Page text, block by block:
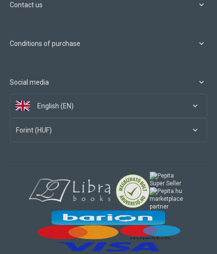
Contact us
Conditions of purchase
Social media
English (EN)
Forint (HUF)
marketplace
partner